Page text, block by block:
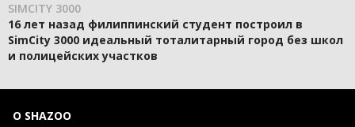
SIMCITY 3000
16 лет назад филиппинский студент построил в
SimCity 3000 идеальный тоталитарный город без школ
и полицейских участков
О SHAZOO